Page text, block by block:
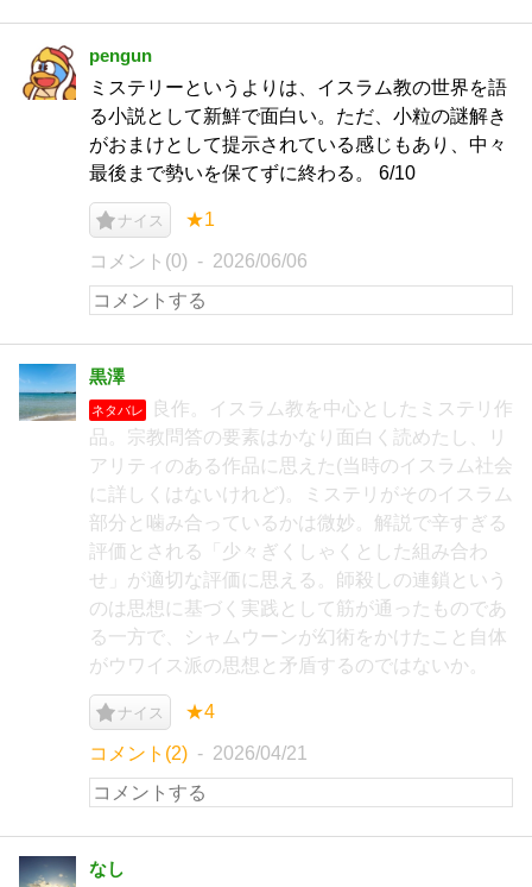
pengun
ミステリーというよりは、イスラム教の世界を語
る小説として新鮮で面白い。ただ、小粒の謎解き
がおまけとして提示されている感じもあり、中々
最後まで勢いを保てずに終わる。 6/10
ナイス ★1
コメント(0) 2026/06/06
黒澤
ネタバレ
良作。イスラム教を中心としたミステリ作
品。宗教問答の要素はかなり面白く読めたし、リ
アリティのある作品に思えた(当時のイスラム社会
に詳しくはないけれど)。ミステリがそのイスラム
部分と噛み合っているかは微妙。解説で辛すぎる
評価とされる「少々ぎくしゃくとした組み合わ
せ」が適切な評価に思える。師殺しの連鎖という
のは思想に基づく実践として筋が通ったものであ
る一方で、シャムウーンが幻術をかけたこと自体
がウワイス派の思想と矛盾するのではないか。
ナイス ★4
コメント(2) 2026/04/21
なし